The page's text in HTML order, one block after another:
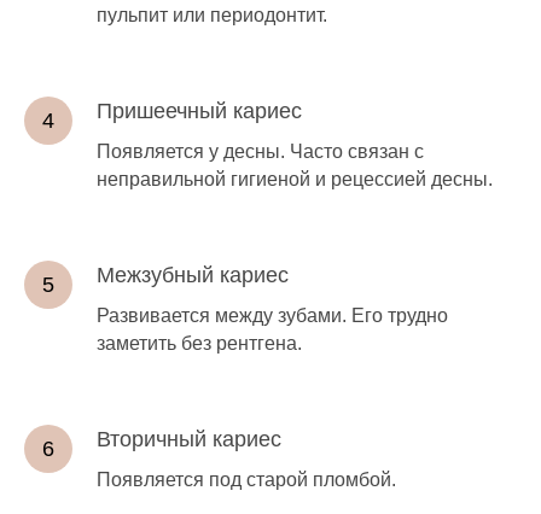
пульпит или периодонтит.
Пришеечный кариес
Появляется у десны. Часто связан с
неправильной гигиеной и рецессией десны.
Межзубный кариес
Развивается между зубами. Его трудно
заметить без рентгена.
Вторичный кариес
Появляется под старой пломбой.